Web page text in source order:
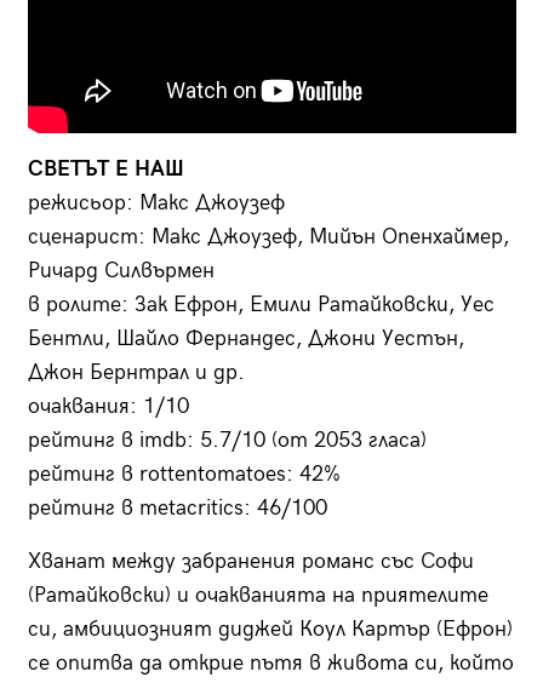
СВЕТЪТ Е НАШ
режисьор: Макс Джоузеф
сценарист: Макс Джоузеф, Мийън Опенхаймер,
Ричард Силвърмен
в ролите: Зак Ефрон, Емили Ратайковски, Уес
Бентли, Шайло Фернандес, Джони Уестън,
Джон Бернтрал и др.
очаквания: 1/10
рейтинг в imdb: 5.7/10 (от 2053 гласа)
рейтинг в rottentomatoes: 42%
рейтинг в metacritics: 46/100
Хванат между забранения романс със Софи
(Ратайковски) и очакванията на приятелите
си, амбициозният диджей Коул Картър (Ефрон)
се опитва да открие пътя в живота си, който